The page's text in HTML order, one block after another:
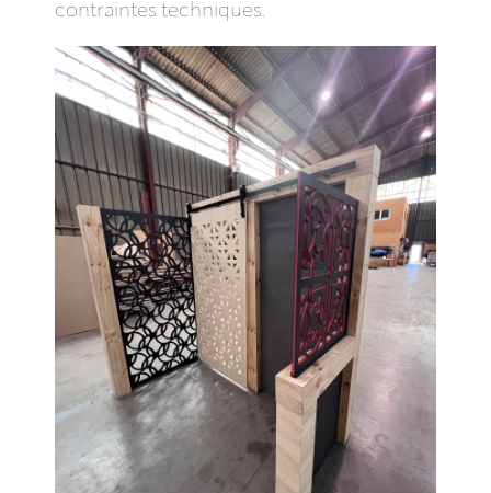
contraintes techniques.